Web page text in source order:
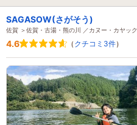
SAGASOW(さがそう)
佐賀 ＞佐賀・古湯・熊の川 ／カヌー・カヤック
4.6 （ クチコミ3件）